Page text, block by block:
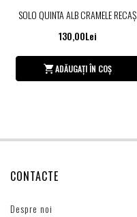
SOLO QUINTA ALB CRAMELE RECAȘ
130,00Lei
ADĂUGAȚI ÎN COȘ
CONTACTE
Despre noi